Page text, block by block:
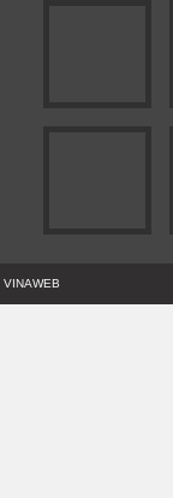
VINAWEB